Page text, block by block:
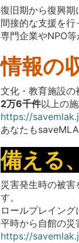
復旧期から復興期
間接的な支援を行
専門企業やNPO
情報の
文化・教育施設の
2万6千件以上の
https://
あなたも
備える
災害発生時の被
す。
ロールプレイン
平時から自館の災
https://